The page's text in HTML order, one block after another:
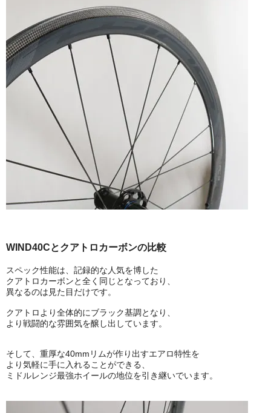
WIND40Cとクアトロカーボンの比較
スペック性能は、記録的な人気を博した
クアトロカーボンと全く同じとなっており、
異なるのは見た目だけです。
クアトロより全体的にブラック基調となり、
より戦闘的な雰囲気を醸し出しています。
そして、重厚な40mmリムが作り出すエアロ特性を
より気軽に手に入れることができる、
ミドルレンジ最強ホイールの地位を引き継いでいます。